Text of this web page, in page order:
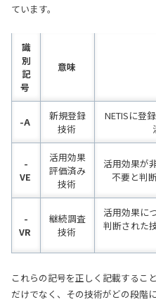
ています。
識
別
記
号
意味
-A
新規登録
技術
NETISに登
-
VE
活用効果
評価済み
技術
活用効果が
不要と判
-
VR
継続調査
技術
活用効果に
判断された
これらの記号を正しく記載するこ
だけでなく、その技術がどの段階